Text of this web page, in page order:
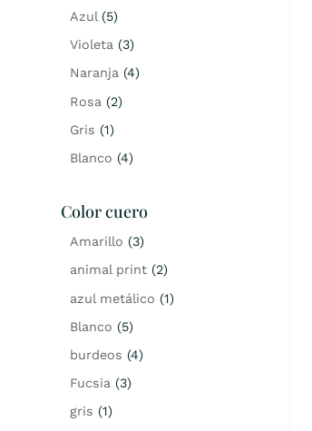
Azul (5)
Violeta (3)
Naranja (4)
Rosa (2)
Gris (1)
Blanco (4)
Color cuero
Amarillo (3)
animal print (2)
azul metálico (1)
Blanco (5)
burdeos (4)
Fucsia (3)
gris (1)